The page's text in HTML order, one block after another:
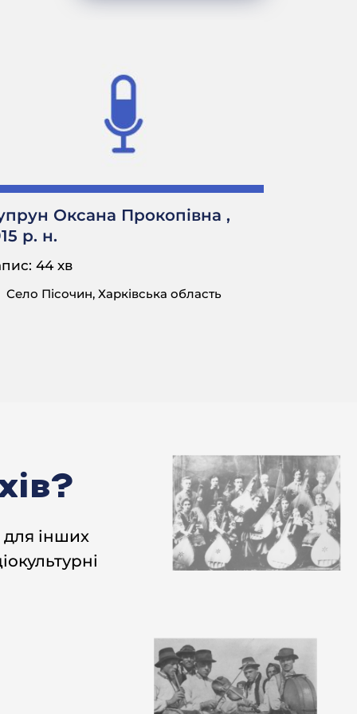
Він крупний. Коли
Тоді ж занімались
шили. І кували.
перевернув, вставив, вже й
Гора Поділ це хохли. А
це все кацапи.
прилягались. Отам
отаке. І до 20-х
заганять ночами.
всіх. А брат активіст
Оксана Прокопівна ,
р. н.
44 хв
Село Пісочин, Харківська область
для інших